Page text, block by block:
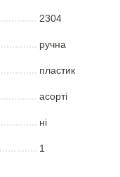
2304
ручна
пластик
асорті
ні
1